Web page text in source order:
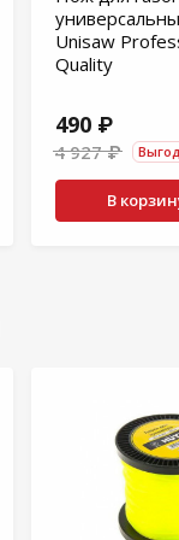
Unisaw
Quality
490 ₽
4 927 ₽
В